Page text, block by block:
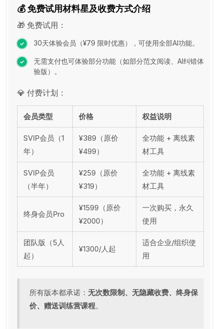
💰 免费试用材料星及收费方式介绍
🎁 免费试用：
30天体验会员（¥79 限时优惠），可使用全部AI功能。
无需支付也可体验部分功能（如部分范文阅读、AI纠错体
验版）。
💎 付费计划：
会员类型 价格 权益说明
SVIP会员（1
年）
¥389（原价
¥499）
全功能 + 离线素
材工具
SVIP会员
（半年）
¥259（原价
¥319）
全功能 + 离线素
材工具
终身会员Pro
¥1599（原价
¥2000）
一次购买，永久
使用
团队版（5人
起）
¥1300/人起
适合企业/组织使
用
所有版本都承诺： 无次数限制、无隐藏收费、终身保
价、赠送训练营课程。